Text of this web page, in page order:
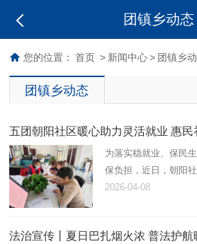
团镇乡动态
您的位置： 首页 > 新闻中心 > 团镇乡
团镇乡动态
五团朝阳社区暖心助力灵活就业 惠民
为落实稳就业、保民
保负担，近日，朝阳
度灵活就业社保补贴
2026-04-08
法治宣传丨夏日巴扎烟火浓 普法护航